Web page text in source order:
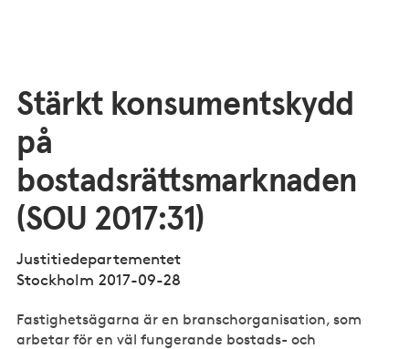
Stärkt konsumentskydd
på
bostadsrättsmarknaden
(SOU 2017:31)
Justitiedepartementet
Stockholm 2017-09-28
Fastighetsägarna är en branschorganisation, som
arbetar för en väl fungerande bostads- och